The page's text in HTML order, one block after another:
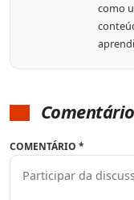
como
COMENTÁRIO *